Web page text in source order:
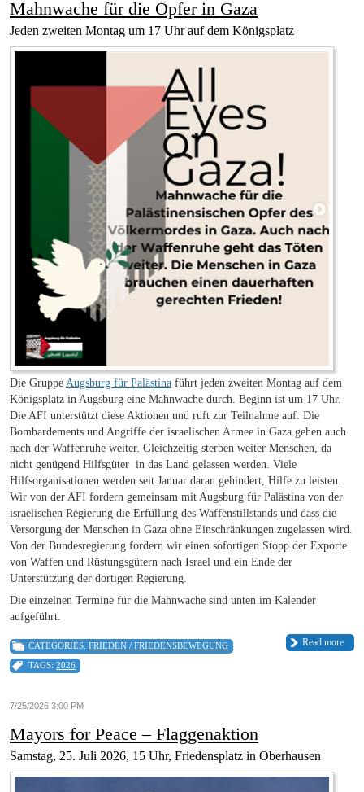
Mahnwache für die Opfer in Gaza
Jeden zweiten Montag um 17 Uhr auf dem Königsplatz
Die Gruppe Augsburg für Palästina führt jeden zweiten Montag auf dem
Königsplatz in Augsburg eine Mahnwache durch. Beginn ist um 17 Uhr.
Die AFI unterstützt diese Aktionen und ruft zur Teilnahme auf. Die
Bombardements und Angriffe der israelischen Armee in Gaza gehen auch
nach der Waffenruhe weiter. Gleichzeitig sterben weiter Menschen, da
nicht genügend Hilfsgüter in das Land gelassen werden. Viele
Hilfsorganisationen werden seit Januar daran gehindert, Hilfe zu leisten.
Wir von der AFI fordern gemeinsam mit Augsburg für Palästina von der
israelischen Regierung die Erfüllung des Waffenstillstands und dass die
Versorgung der Menschen in Gaza ohne Einschränkungen zugelassen wird.
Von der Bundesregierung fordern wir einen sofortigen Stopp der Exporte
von Waffen und Rüstungsgütern nach Israel und ein Ende der
Unterstützung der dortigen Regierung.
Die einzelnen Termine für die Mahnwache sind unten im Kalender
aufgeführt.
Read more
CATEGORIES: FRIEDEN / FRIEDENSBEWEGUNG
TAGS: 2026
7/25/2026 3:00 PM
Mayors for Peace – Flaggenaktion
Samstag, 25. Juli 2026, 15 Uhr, Friedensplatz in Oberhausen